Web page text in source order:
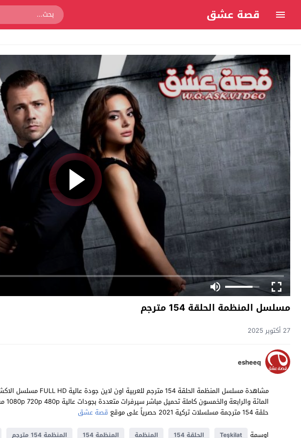
قصة عشق
مسلسل المنظمة الحلقة 154 مترجم
27 أكتوبر 2025
esheeq
حلقة 154 مترجمة مسلسلات تركية 2021 حصرياً على موقع
قصة عشق
اوسمة
Teşkilat الحلقة 154 المنظمة المنظمة 154 المنظمة 154 مترجم